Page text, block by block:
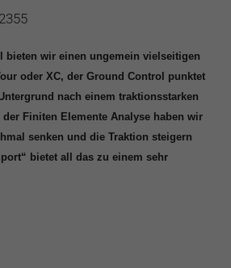
bieten wir einen ungemein vielseitigen
oder XC, der Ground Control punktet
nach einem traktionsstarken
Finiten Elemente Analyse haben wir
senken und die Traktion steigern
bietet all das zu einem sehr